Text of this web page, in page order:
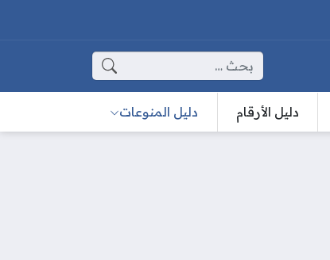
البحث عن:
دليل الأرقام دليل المنوعات